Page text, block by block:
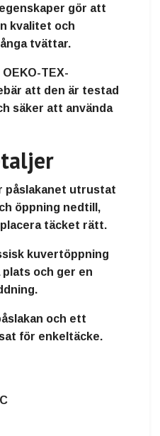
gör att
kvalitet och
tvättar.
OEKO-TEX-
att den är testad
säker att använda
påslakanet utrustat
öppning nedtill ,
täcket rätt.
kuvertöppning
och ger en
och ett
för enkeltäcke.